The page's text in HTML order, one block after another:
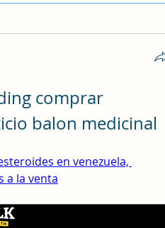
comprar
balon medicinal
en venezuela,
a la venta